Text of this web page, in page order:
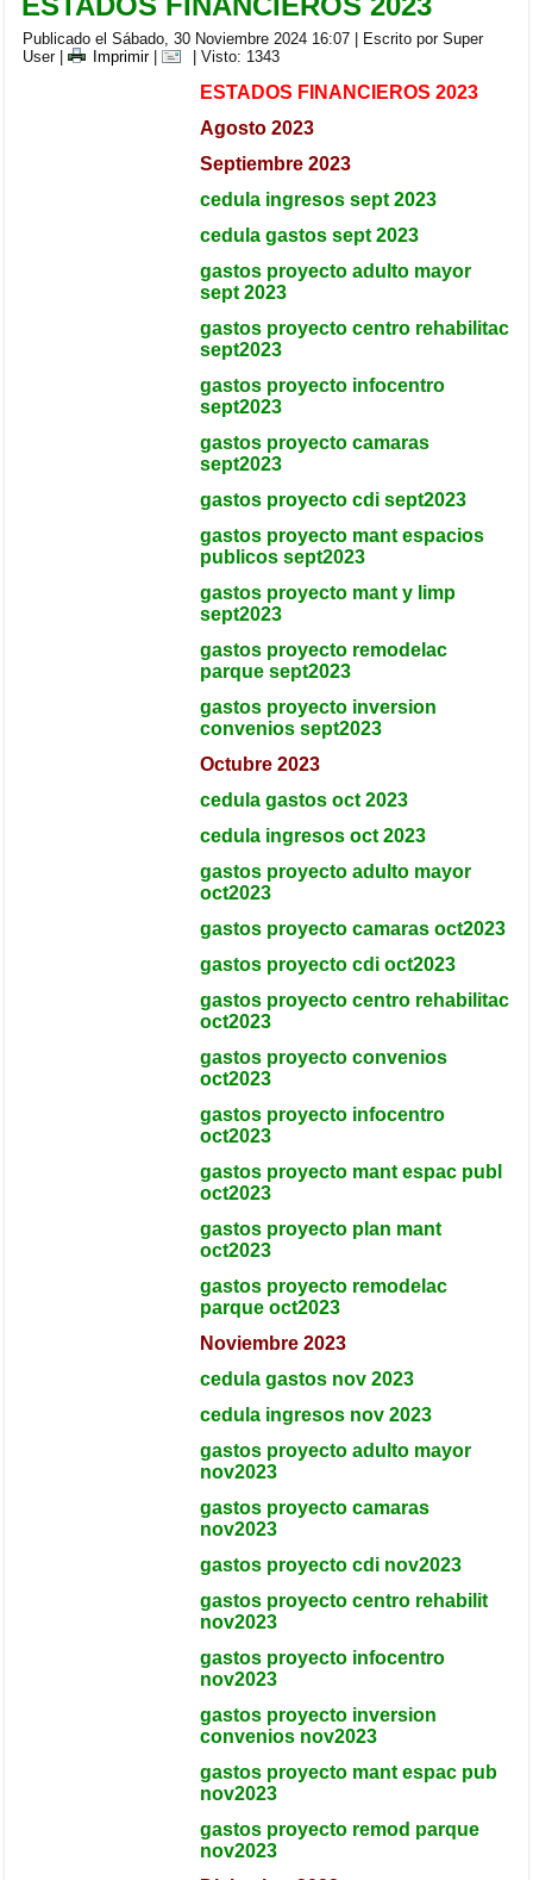
Publicado el Sábado, 30 Noviembre 2024 16:07
Escrito por Super
User| Imprimir| | Visto: 1343
ESTADOS FINANCIEROS 2023
Agosto 2023
Septiembre 2023
cedula ingresos sept 2023
cedula gastos sept 2023
gastos proyecto adulto mayor
sept 2023
gastos proyecto centro rehabilitac
sept2023
gastos proyecto infocentro
sept2023
gastos proyecto camaras
sept2023
gastos proyecto cdi sept2023
gastos proyecto mant espacios
publicos sept2023
gastos proyecto mant y limp
sept2023
gastos proyecto remodelac
parque sept2023
gastos proyecto inversion
convenios sept2023
Octubre 2023
cedula gastos oct 2023
cedula ingresos oct 2023
gastos proyecto adulto mayor
oct2023
gastos proyecto camaras oct2023
gastos proyecto cdi oct2023
gastos proyecto centro rehabilitac
oct2023
gastos proyecto convenios
oct2023
gastos proyecto infocentro
oct2023
gastos proyecto mant espac publ
oct2023
gastos proyecto plan mant
oct2023
gastos proyecto remodelac
parque oct2023
Noviembre 2023
cedula gastos nov 2023
cedula ingresos nov 2023
gastos proyecto adulto mayor
nov2023
gastos proyecto camaras
nov2023
gastos proyecto cdi nov2023
gastos proyecto centro rehabilit
nov2023
gastos proyecto infocentro
nov2023
gastos proyecto inversion
convenios nov2023
gastos proyecto mant espac pub
nov2023
gastos proyecto remod parque
nov2023